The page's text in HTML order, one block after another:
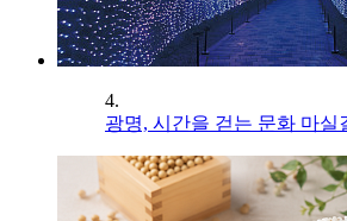
4.
광명, 시간을 걷는 문화 마실